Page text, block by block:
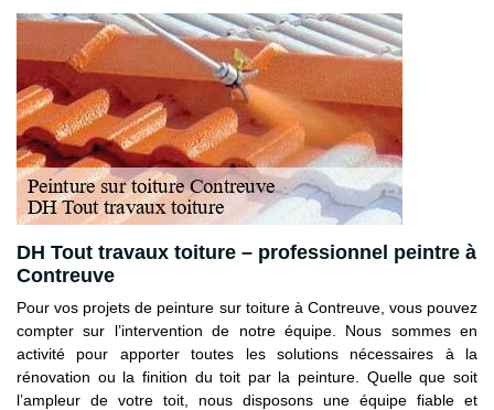
DH Tout travaux toiture – professionnel peintre à
Contreuve
Pour vos projets de peinture sur toiture à Contreuve, vous pouvez
compter sur l’intervention de notre équipe. Nous sommes en
activité pour apporter toutes les solutions nécessaires à la
rénovation ou la finition du toit par la peinture. Quelle que soit
l’ampleur de votre toit, nous disposons une équipe fiable et